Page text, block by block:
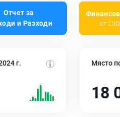
Отчет за
и Разходи
от
г. Място
18